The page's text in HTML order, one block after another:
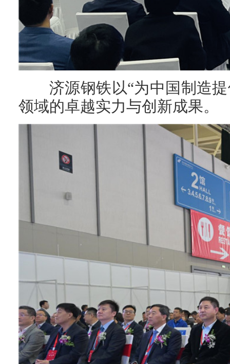
济源钢铁以“为中国制造
领域的卓越实力与创新成果。